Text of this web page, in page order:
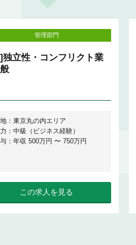
管理部門
独立性・コンフリクト業
：東京丸の内エリア
：中級（ビジネス経験）
：年収 500万円 〜 750万円
この求人を見る